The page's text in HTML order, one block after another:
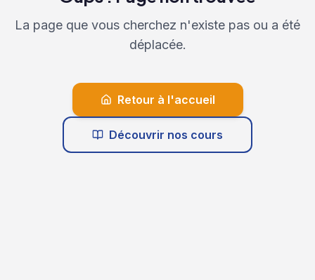
La page que vous cherchez n'existe pas ou a été
déplacée.
Retour à l'accueil
Découvrir nos cours